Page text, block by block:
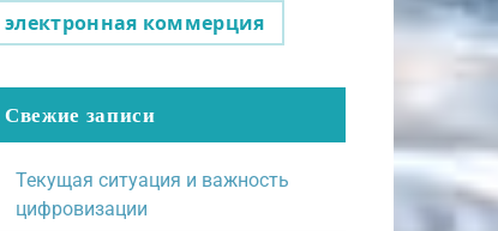
электронная коммерция
Свежие записи
Текущая ситуация и важность
цифровизации